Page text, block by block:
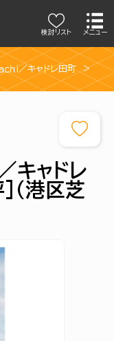
検討リスト メニュー
ｃｈｉ／キャドレ田町
／キャドレ
港区芝